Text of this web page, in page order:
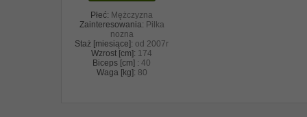
Płeć: Mężczyzna
Zainteresowania: Pilka
nozna
Staż [miesiące]: od 2007r
Wzrost [cm]: 174
Biceps [cm] : 40
Waga [kg]: 80